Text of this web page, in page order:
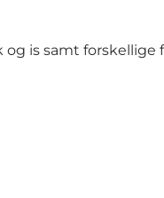
og is samt